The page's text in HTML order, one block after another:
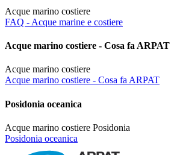
Acque marino costiere
FAQ - Acque marine e costiere
Acque marino costiere - Cosa fa ARPAT
Acque marino costiere
Acque marino costiere - Cosa fa ARPAT
Posidonia oceanica
Acque marino costiere Posidonia
Posidonia oceanica